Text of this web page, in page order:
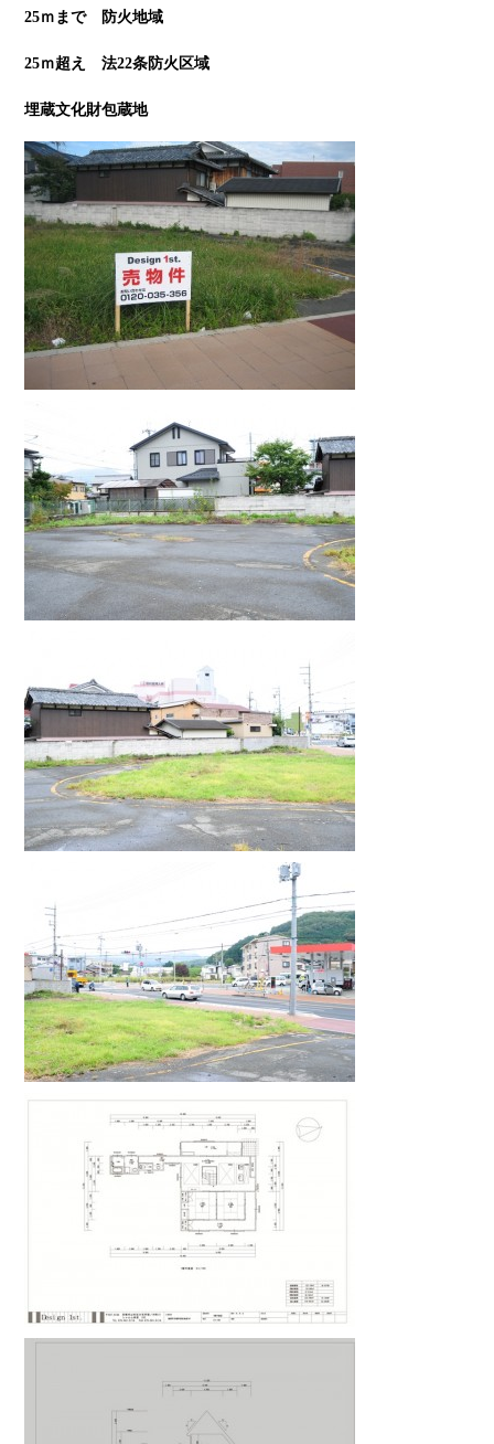
25ｍまで 防火地域
25ｍ超え 法22条防火区域
埋蔵文化財包蔵地